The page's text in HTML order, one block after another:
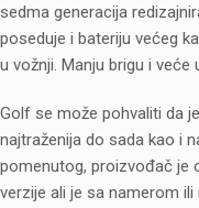
sedma generacija
poseduje i bateriju većeg
u vožnji. Manju brigu i veće
Golf se može pohvaliti da
najtraženija do sada kao i
pomenutog, proizvođač je
verzije ali je sa namerom